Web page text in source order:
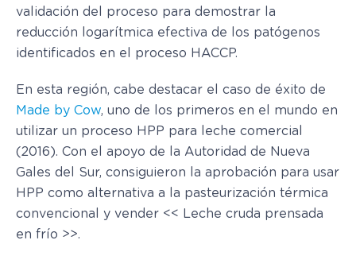
validación del proceso para demostrar la
reducción logarítmica efectiva de los patógenos
identificados en el proceso HACCP.
En esta región, cabe destacar el caso de éxito de
Made by Cow, uno de los primeros en el mundo en
utilizar un proceso HPP para leche comercial
(2016). Con el apoyo de la Autoridad de Nueva
Gales del Sur, consiguieron la aprobación para usar
HPP como alternativa a la pasteurización térmica
convencional y vender << Leche cruda prensada
en frío >>.